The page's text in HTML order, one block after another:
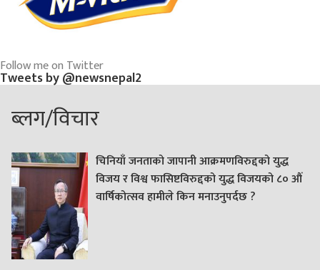
Follow me on Twitter
Tweets by @newsnepal2
ब्लग/विचार
चिनियाँ जनताको जापानी आक्रमणविरुद्दको युद्ध
विजय र विश्व फासिष्टविरुद्दको युद्ध विजयको ८० औं
वार्षिकोत्सव हामीले किन मनाउनुपर्दछ ?